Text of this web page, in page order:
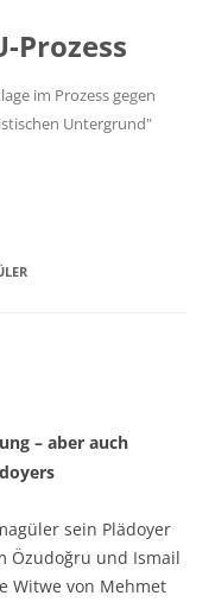
Prozess
im Prozess gegen
Untergrund"
– aber auch
sein Plädoyer
Özudoğru und Ismail
Witwe von Mehmet